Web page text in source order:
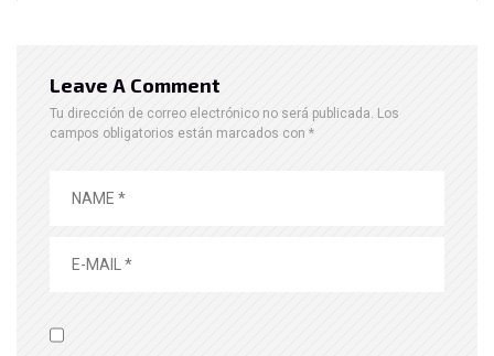
Leave A Comment
Tu dirección de correo electrónico no será publicada. Los
campos obligatorios están marcados con *